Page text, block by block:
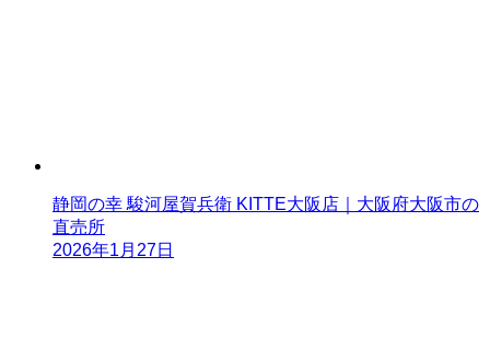
静岡の幸 駿河屋賀兵衛 KITTE大阪店｜大阪府大阪市の
直売所
2026年1月27日